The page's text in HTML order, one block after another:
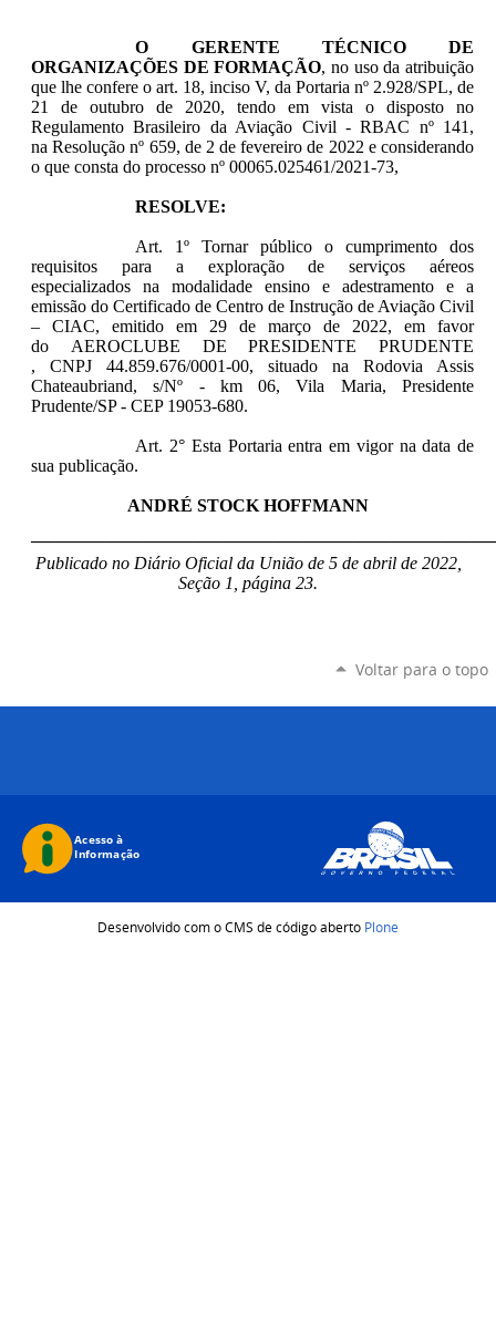
O GERENTE TÉCNICO DE
ORGANIZAÇÕES DE FORMAÇÃO, no uso da atribuição
que lhe confere o art. 18, inciso V, da Portaria nº 2.928/SPL, de
21 de outubro de 2020, tendo em vista o disposto no
Regulamento Brasileiro da Aviação Civil - RBAC nº 141,
na Resolução nº 659, de 2 de fevereiro de 2022 e considerando
o que consta do processo nº 00065.025461/2021-73,
RESOLVE:
Art. 1º Tornar público o cumprimento dos
requisitos para a exploração de serviços aéreos
especializados na modalidade ensino e adestramento e a
emissão do Certificado de Centro de Instrução de Aviação Civil
– CIAC, emitido em 29 de março de 2022, em favor
do AEROCLUBE DE PRESIDENTE PRUDENTE​​​
, CNPJ 44.859.676/0001-00, situado na Rodovia Assis
Chateaubriand, s/Nº - km 06, Vila Maria, Presidente
Prudente/SP - CEP 19053-680.
Art. 2° Esta Portaria entra em vigor na data de
sua publicação.
ANDRÉ STOCK HOFFMANN
Publicado no Diário Oficial da União de 5 de abril de 2022,
Seção 1, página 23.
Voltar para o topo
Desenvolvido com o CMS de código aberto Plone